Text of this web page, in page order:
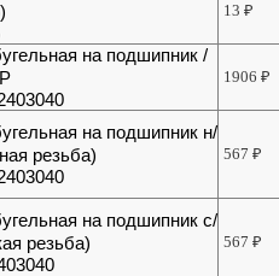
13₽
на подшипник /
1906₽
на подшипник н/
резьба)
567₽
на подшипник с/
резьба)
567₽